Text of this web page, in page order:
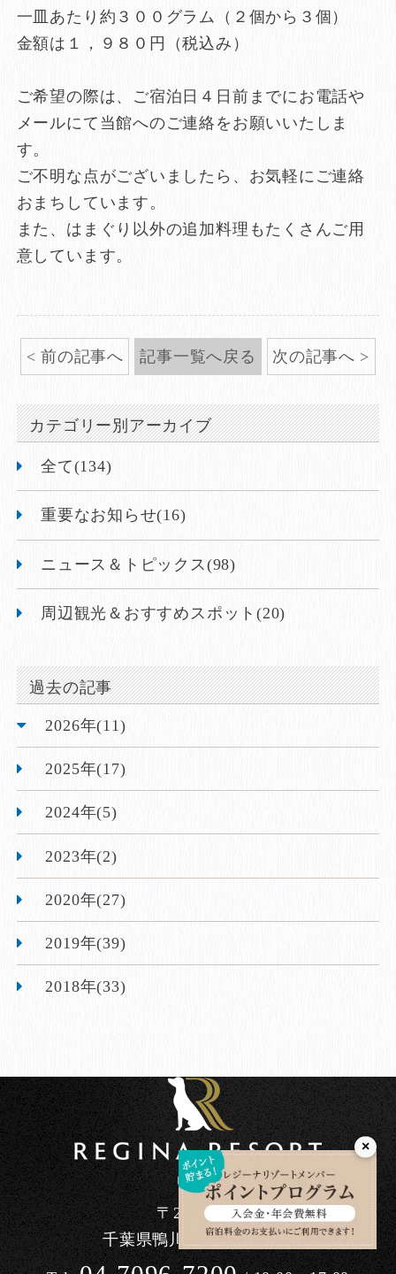
一皿あたり約３００グラム（２個から３個）
金額は１，９８０円（税込み）
ご希望の際は、ご宿泊日４日前までにお電話や
メールにて当館へのご連絡をお願いいたしま
す。
ご不明な点がございましたら、お気軽にご連絡
おまちしています。
また、はまぐり以外の追加料理もたくさんご用
意しています。
前の記事へ 記事一覧へ戻る 次の記事へ
カテゴリー別アーカイブ
全て(134)
重要なお知らせ(16)
ニュース＆トピックス(98)
周辺観光＆おすすめスポット(20)
過去の記事
2026年(11)
2025年(17)
2024年(5)
2023年(2)
2020年(27)
2019年(39)
2018年(33)
〒296-0041
千葉県鴨川市東町1464-90
×